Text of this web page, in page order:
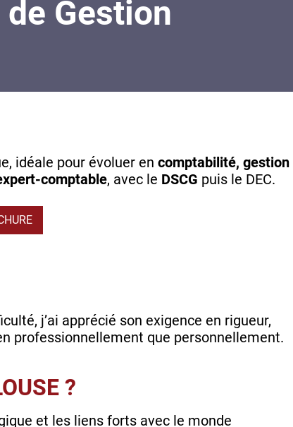
de Gestion
idéale pour évoluer en comptabilité, gestion
comptable, avec le DSCG puis le DEC.
j’ai apprécié son exigence en rigueur,
professionnellement que personnellement.
?
et les liens forts avec le monde